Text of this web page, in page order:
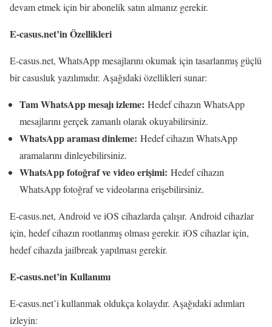
devam etmek için bir abonelik satın almanız gerekir.
E-casus.net’in Özellikleri
E-casus.net, WhatsApp mesajlarını okumak için tasarlanmış güçlü
bir casusluk yazılımıdır. Aşağıdaki özellikleri sunar:
Tam WhatsApp mesajı izleme: Hedef cihazın WhatsApp
mesajlarını gerçek zamanlı olarak okuyabilirsiniz.
WhatsApp araması dinleme: Hedef cihazın WhatsApp
aramalarını dinleyebilirsiniz.
WhatsApp fotoğraf ve video erişimi: Hedef cihazın
WhatsApp fotoğraf ve videolarına erişebilirsiniz.
E-casus.net, Android ve iOS cihazlarda çalışır. Android cihazlar
için, hedef cihazın rootlanmış olması gerekir. iOS cihazlar için,
hedef cihazda jailbreak yapılması gerekir.
E-casus.net’in Kullanımı
E-casus.net’i kullanmak oldukça kolaydır. Aşağıdaki adımları
izleyin: